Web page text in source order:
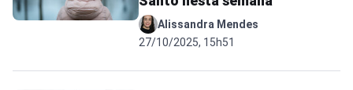
Alissandra Mendes
27/10/2025, 15h51